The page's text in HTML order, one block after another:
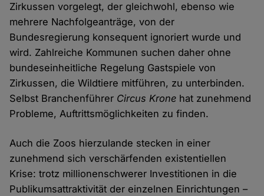
Zirkussen vorgelegt, der gleichwohl, ebenso wie
mehrere Nachfolgeanträge, von der
Bundesregierung konsequent ignoriert wurde und
wird. Zahlreiche Kommunen suchen daher ohne
bundeseinheitliche Regelung Gastspiele von
Zirkussen, die Wildtiere mitführen, zu unterbinden.
Selbst Branchenführer Circus Krone hat zunehmend
Probleme, Auftrittsmöglichkeiten zu finden.
Auch die Zoos hierzulande stecken in einer
zunehmend sich verschärfenden existentiellen
Krise: trotz millionenschwerer Investitionen in die
Publikumsattraktivität der einzelnen Einrichtungen –